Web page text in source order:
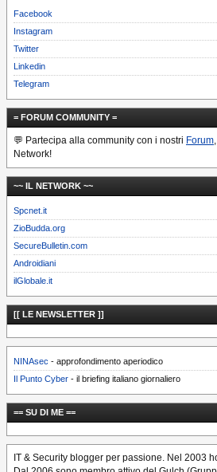
Facebook
Instagram
Twitter
Linkedin
Telegram
= FORUM COMMUNITY =
💬 Partecipa alla community con i nostri Forum
Network!
~~ IL NETWORK ~~
Spcnet.it
ZioBudda.org
SecureBulletin.com
Androidiani
ilGlobale.it
[[ LE NEWSLETTER ]]
NINAsec - approfondimento aperiodico
Il Punto Cyber - il briefing italiano giornaliero
== SU DI ME ==
IT & Security blogger per passione. Nel 2003